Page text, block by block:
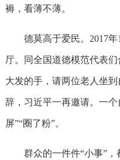
褥，看薄不薄。
德莫高于爱民。2017年
厅。同全国道德模范代表
大发的手，请两位老人坐
辞，习近平一再邀请。一
屏”“圈了粉”。
群众的一件件“小事”，